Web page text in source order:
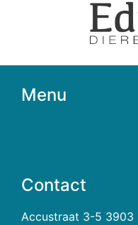
Menu
Contact
Accustraat 3-5 3903